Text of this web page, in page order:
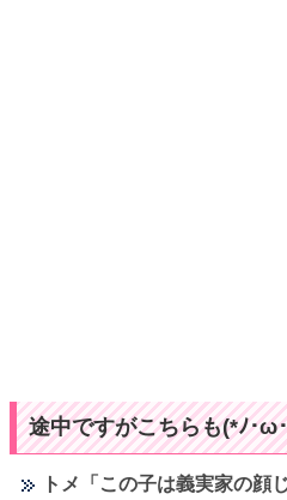
途中ですがこちらも(*ﾉ･ω
トメ「この子は義実家の顔